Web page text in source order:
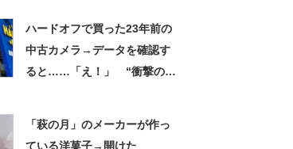
ハードオフで買った23年前の
中古カメラ→データを確認す
ると……「え！」 “衝撃の中
「萩の月」のメーカーが作っ
ている洋菓子→開けた